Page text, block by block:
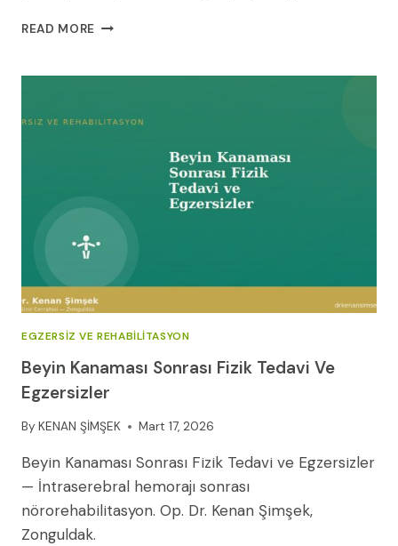
READ MORE KASIKTAN
AĞRISININ
SIR
EGZERSIZ VE REHABILITASYON
Beyin Kanaması Sonrası Fizik Tedavi Ve
Egzersizler
By KENAN ŞİMŞEK Mart 17, 2026
Beyin Kanaması Sonrası Fizik Tedavi ve Egzersizler
— İntraserebral hemorajı sonrası
nörorehabilitasyon. Op. Dr. Kenan Şimşek,
Zonguldak.